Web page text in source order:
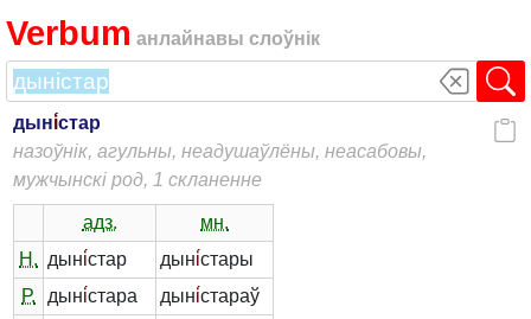
Verbum анлайнавы слоўнік
дыні́стар
назоўнік, агульны, неадушаўлёны, неасабовы,
мужчынскі род, 1 скланенне
адз.
мн.
Н. дыні́стар дыні́стары
Р.
дыні́стара дыні́стараў